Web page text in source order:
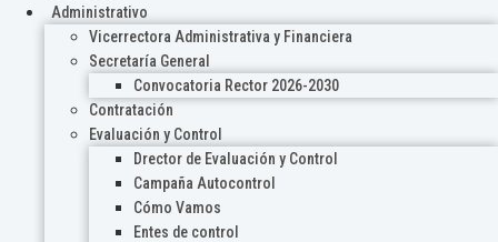
Administrativo
Vicerrectora Administrativa y Financiera
Secretaría General
Convocatoria Rector 2026-2030
Contratación
Evaluación y Control
Drector de Evaluación y Control
Campaña Autocontrol
Cómo Vamos
Entes de control